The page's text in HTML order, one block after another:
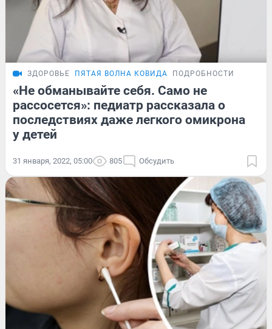
ЗДОРОВЬЕ ПЯТАЯ ВОЛНА КОВИДА ПОДРОБНОСТИ
«Не обманывайте себя. Само не
рассосется»: педиатр рассказала о
последствиях даже легкого омикрона
у детей
31 января, 2022, 05:00 805 Обсудить